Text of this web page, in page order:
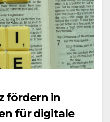
fördern in
für digitale